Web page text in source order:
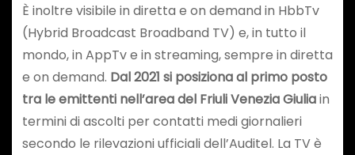
È inoltre visibile in diretta e on demand in HbbTv
(Hybrid Broadcast Broadband TV) e, in tutto il
mondo, in AppTv e in streaming, sempre in diretta
e on demand. Dal 2021 si posiziona al primo posto
tra le emittenti nell’area del Friuli Venezia Giuliain
termini di ascolti per contatti medi giornalieri
secondo le rilevazioni ufficiali dell’Auditel. La TV è